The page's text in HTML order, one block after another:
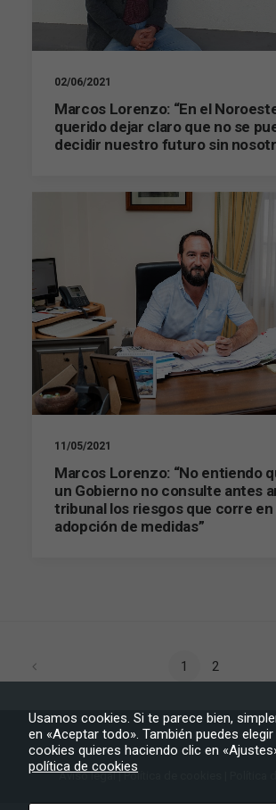
02/06/2021
Marcos Lorenzo: “En el
querido dejar claro que no se
decidir nuestro futuro sin
11/05/2021
Marcos Lorenzo: “No entiendo
un Gobierno no consulte antes
tribunal los riesgos que corre en
adopción de medidas”
1 2
Aviso legal|Política de cookies
Usamos cookies. Si te parece bien,
en «Aceptar todo». También puedes
cookies quieres haciendo clic en
política de cookies